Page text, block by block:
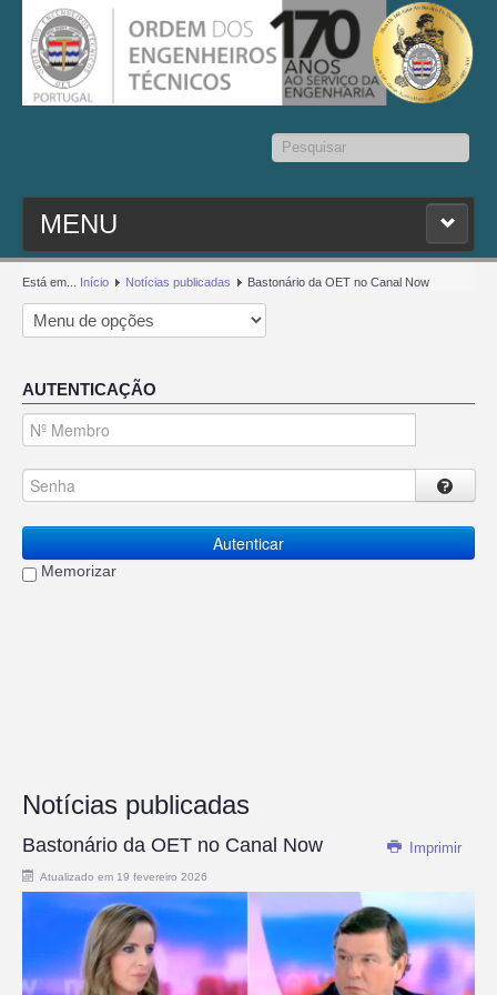
Pesquisar...
MENU
PESQ. MEMBROS
ESTATUTO
CONTACTOS
SEDAP
Está em... Início Notícias publicadas Bastonário da OET no Canal Now
AUTENTICAÇÃO
Autenticar
Memorizar
Notícias publicadas
Imprimir
Bastonário da OET no Canal Now
Atualizado em 19 fevereiro 2026